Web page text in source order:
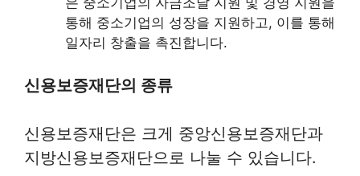
통해 중소기업의 성장을 지원하고, 이를 통해
일자리 창출을 촉진합니다.
신용보증재단의 종류
신용보증재단은 크게 중앙신용보증재단과
지방신용보증재단으로 나눌 수 있습니다.